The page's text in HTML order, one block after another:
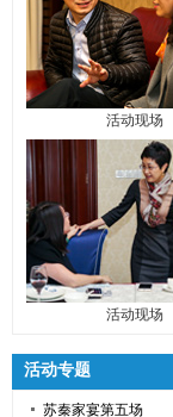
活动现场
活动现场
活动专题
苏秦家宴第五场